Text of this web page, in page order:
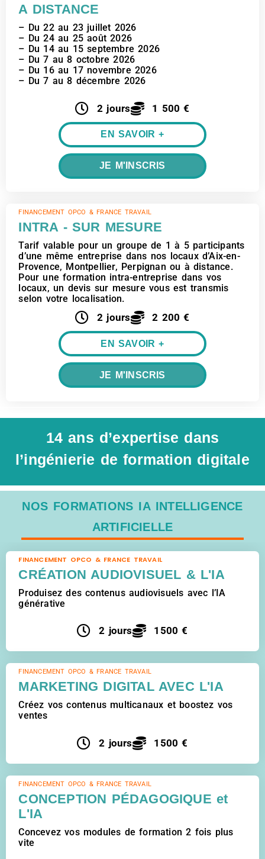
A DISTANCE
– Du 22 au 23 juillet 2026
– Du 24 au 25 août 2026
– Du 14 au 15 septembre 2026
– Du 7 au 8 octobre 2026
– Du 16 au 17 novembre 2026
– Du 7 au 8 décembre 2026
2 jours 1 500 €
EN SAVOIR +
JE M'INSCRIS
FINANCEMENT OPCO & FRANCE TRAVAIL
INTRA - SUR MESURE
Tarif valable pour un groupe de 1 à 5 participants
d’une même entreprise dans nos locaux d’Aix-en-
Provence, Montpellier, Perpignan ou à distance.
Pour une formation intra-entreprise dans vos
locaux, un devis sur mesure vous est transmis
selon votre localisation.
2 jours 2 200 €
EN SAVOIR +
JE M'INSCRIS
14 ans d’expertise dans
l’ingénierie de formation digitale
NOS FORMATIONS IA INTELLIGENCE
ARTIFICIELLE
FINANCEMENT OPCO & FRANCE TRAVAIL
CRÉATION AUDIOVISUEL & L'IA
Produisez des contenus audiovisuels avec l’IA
générative
2 jours 1500 €
FINANCEMENT OPCO & FRANCE TRAVAIL
MARKETING DIGITAL AVEC L'IA
Créez vos contenus multicanaux et boostez vos
ventes
2 jours 1500 €
FINANCEMENT OPCO & FRANCE TRAVAIL
CONCEPTION PÉDAGOGIQUE et
L'IA
Concevez vos modules de formation 2 fois plus
vite